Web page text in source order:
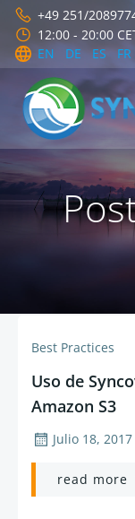
+49 251/
12:00 - 20:00
EN
DE ES FR
Best Practices
Uso de
Amazon S3
Julio 18, 2017
read more